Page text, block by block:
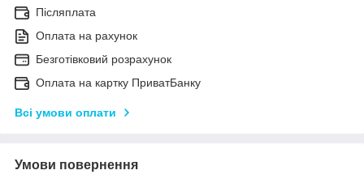
Післяплата
Оплата на рахунок
Безготівковий розрахунок
Оплата на картку ПриватБанку
Всі умови оплати
Умови повернення